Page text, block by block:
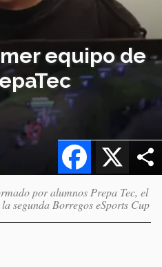
equipo de
X
Facebook
por alumnos Prepa Tec, el
segunda Borregos eSports Cup